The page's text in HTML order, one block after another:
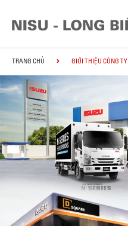
TRANG CHỦ GIỚI THIỆU CÔNG TY